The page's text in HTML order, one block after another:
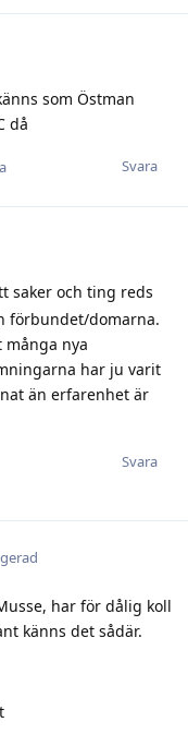
som Östman
då
Svara
saker och ting reds
förbundet/domarna.
många nya
har ju varit
än erfarenhet är
Svara
har för dålig koll
känns det sådär.